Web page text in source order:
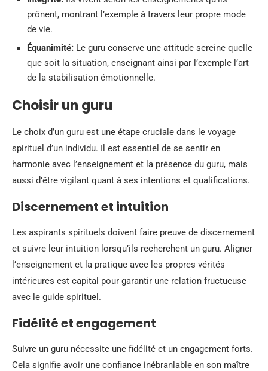
prônent, montrant l’exemple à travers leur propre mode
de vie.
Équanimité: Le guru conserve une attitude sereine quelle
que soit la situation, enseignant ainsi par l’exemple l’art
de la stabilisation émotionnelle.
Choisir un guru
Le choix d’un guru est une étape cruciale dans le voyage
spirituel d’un individu. Il est essentiel de se sentir en
harmonie avec l’enseignement et la présence du guru, mais
aussi d’être vigilant quant à ses intentions et qualifications.
Discernement et intuition
Les aspirants spirituels doivent faire preuve de discernement
et suivre leur intuition lorsqu’ils recherchent un guru. Aligner
l’enseignement et la pratique avec les propres vérités
intérieures est capital pour garantir une relation fructueuse
avec le guide spirituel.
Fidélité et engagement
Suivre un guru nécessite une fidélité et un engagement forts.
Cela signifie avoir une confiance inébranlable en son maître